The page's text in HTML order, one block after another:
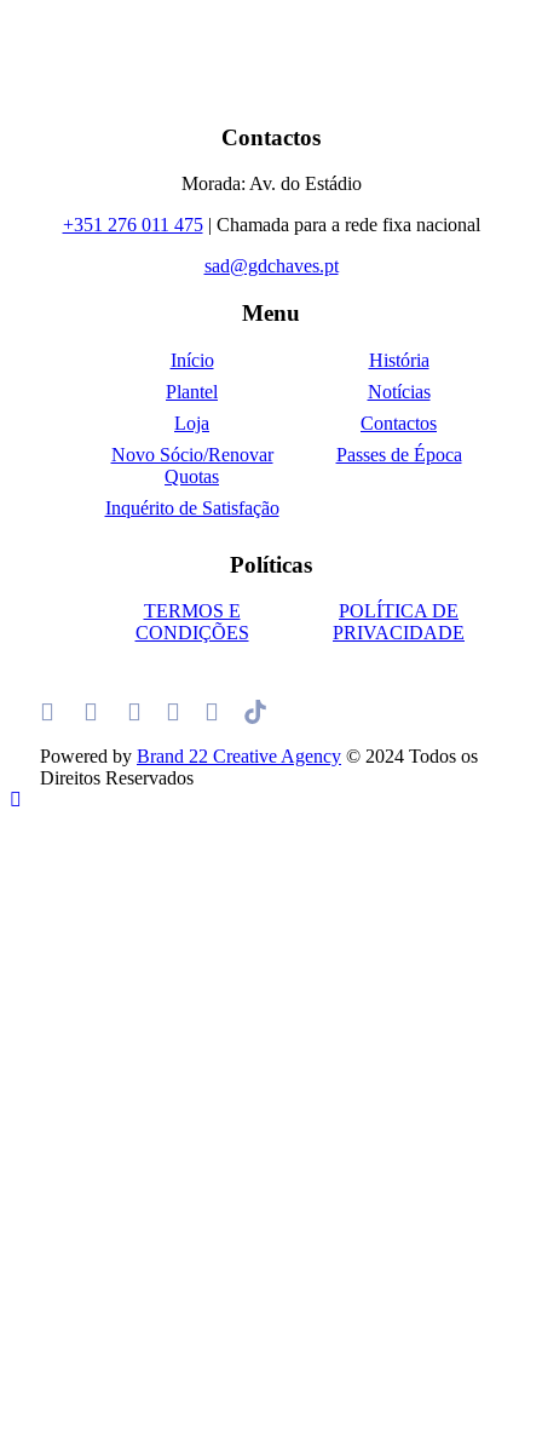
Contactos
Morada: Av. do Estádio
+351 276 011 475| Chamada para a rede fixa nacional
sad@gdchaves.pt
Menu
Início
História
Plantel
Notícias
Loja
Contactos
Novo Sócio/Renovar
Quotas
Passes de Época
Inquérito de Satisfação
Políticas
TERMOS E
CONDIÇÕES
POLÍTICA DE
PRIVACIDADE
Powered by Brand 22 Creative Agency © 2024 Todos os
Direitos Reservados